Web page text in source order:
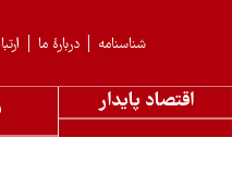
دربارهٔ ما شناسنامه
اقتصاد پایدار